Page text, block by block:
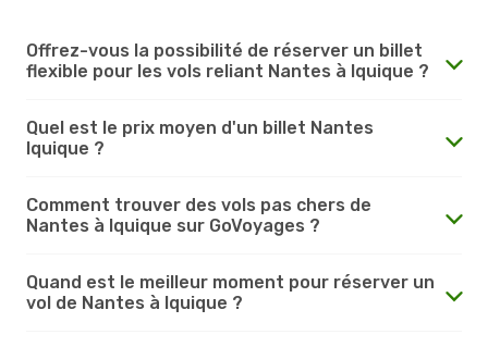
Offrez-vous la possibilité de réserver un billet
flexible pour les vols reliant Nantes à Iquique ?
Quel est le prix moyen d'un billet Nantes
Iquique ?
Comment trouver des vols pas chers de
Nantes à Iquique sur GoVoyages ?
Quand est le meilleur moment pour réserver un
vol de Nantes à Iquique ?